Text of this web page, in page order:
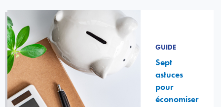
GUIDE
Sept
astuces
pour
économiser